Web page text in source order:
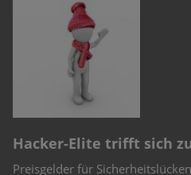
Cyber Security
Schüler und Studenten können